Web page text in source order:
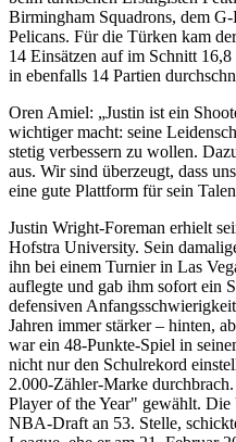
Birmingham Squadrons, dem
Pelicans. Für die Türken kam
14 Einsätzen auf im Schnitt
in ebenfalls 14 Partien
Oren Amiel: „Justin ist ein
wichtiger macht: seine
stetig verbessern zu wollen.
aus. Wir sind überzeugt, dass
eine gute Plattform für sein
Justin Wright-Foreman erhielt
Hofstra University. Sein
ihn bei einem Turnier in Las
auflegte und gab ihm sofort ein
defensiven
Jahren immer stärker – hinten,
war ein 48-Punkte-Spiel in
nicht nur den Schulrekord
2.000-Zähler-Marke
Player of the Year" gewählt.
NBA-Draft an 53. Stelle,